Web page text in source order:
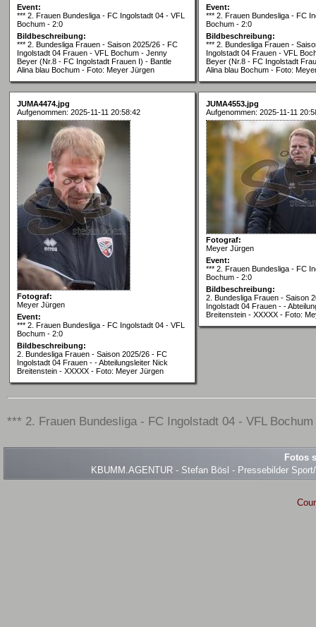
Event:
*** 2. Frauen Bundesliga - FC Ingolstadt 04 - VFL
Bochum - 2:0
Bildbeschreibung:
*** 2. Bundesliga Frauen - Saison 2025/26 - FC
Ingolstadt 04 Frauen - VFL Bochum - Jenny
Beyer (Nr.8 - FC Ingolstadt Frauen I) - Bantle
Alina blau Bochum - Foto: Meyer Jürgen
Event:
*** 2. Frauen Bundesliga - FC
Bochum - 2:0
Bildbeschreibung:
*** 2. Bundesliga Frauen -
Ingolstadt 04 Frauen - VFL
Beyer (Nr.8 - FC Ingolstadt
Alina blau Bochum - Foto:
JUMA4474.jpg
Aufgenommen: 2025-11-11 20:58:42
Fotograf:
Meyer Jürgen
Event:
*** 2. Frauen Bundesliga - FC Ingolstadt 04 - VFL
Bochum - 2:0
Bildbeschreibung:
2. Bundesliga Frauen - Saison 2025/26 - FC
Ingolstadt 04 Frauen - - Abteilungsleiter Nick
Breitenstein - XXXXX - Foto: Meyer Jürgen
JUMA4553.jpg
Aufgenommen: 2025-11-11
Fotograf:
Meyer Jürgen
Event:
*** 2. Frauen Bundesliga - FC
Bochum - 2:0
Bildbeschreibung:
2. Bundesliga Frauen - Saison
Ingolstadt 04 Frauen - -
Breitenstein - XXXXX - Foto:
*** 2. Frauen Bundesliga - FC Ingolstadt 04 - VFL
Fotos
KBUMM.AGENTUR - Stefan Bösl - Pressebilder